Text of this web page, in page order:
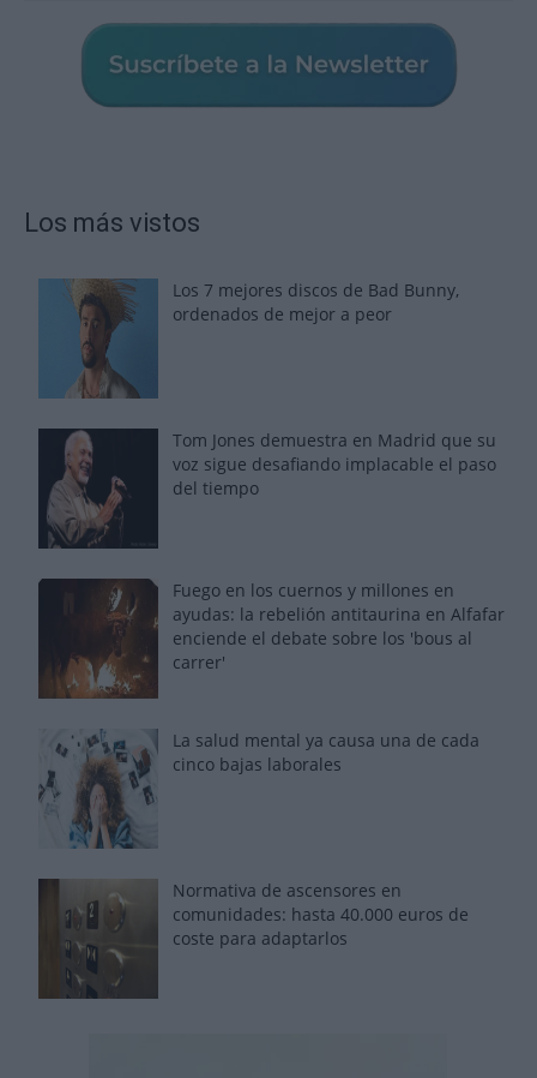
Los más vistos
Los 7 mejores discos de Bad Bunny,
ordenados de mejor a peor
Tom Jones demuestra en Madrid que su
voz sigue desafiando implacable el paso
del tiempo
Fuego en los cuernos y millones en
ayudas: la rebelión antitaurina en Alfafar
enciende el debate sobre los 'bous al
carrer'
La salud mental ya causa una de cada
cinco bajas laborales
Normativa de ascensores en
comunidades: hasta 40.000 euros de
coste para adaptarlos